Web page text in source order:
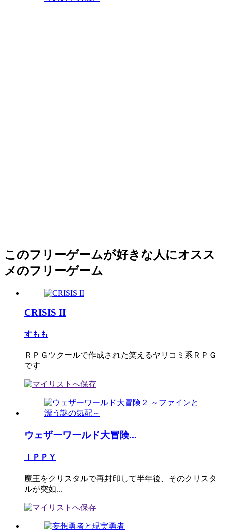
このフリーゲームが好きな人にオスス
メのフリーゲーム
CRISIS II
すもも
ＲＰＧツクールで作成された笑えるヤリコミ系ＲＰＧ
です
ウェザーワールド大冒険...
ＩＰＰＹ
魔王をクリスタルで再封印して半年後、そのクリスタ
ルが突如...